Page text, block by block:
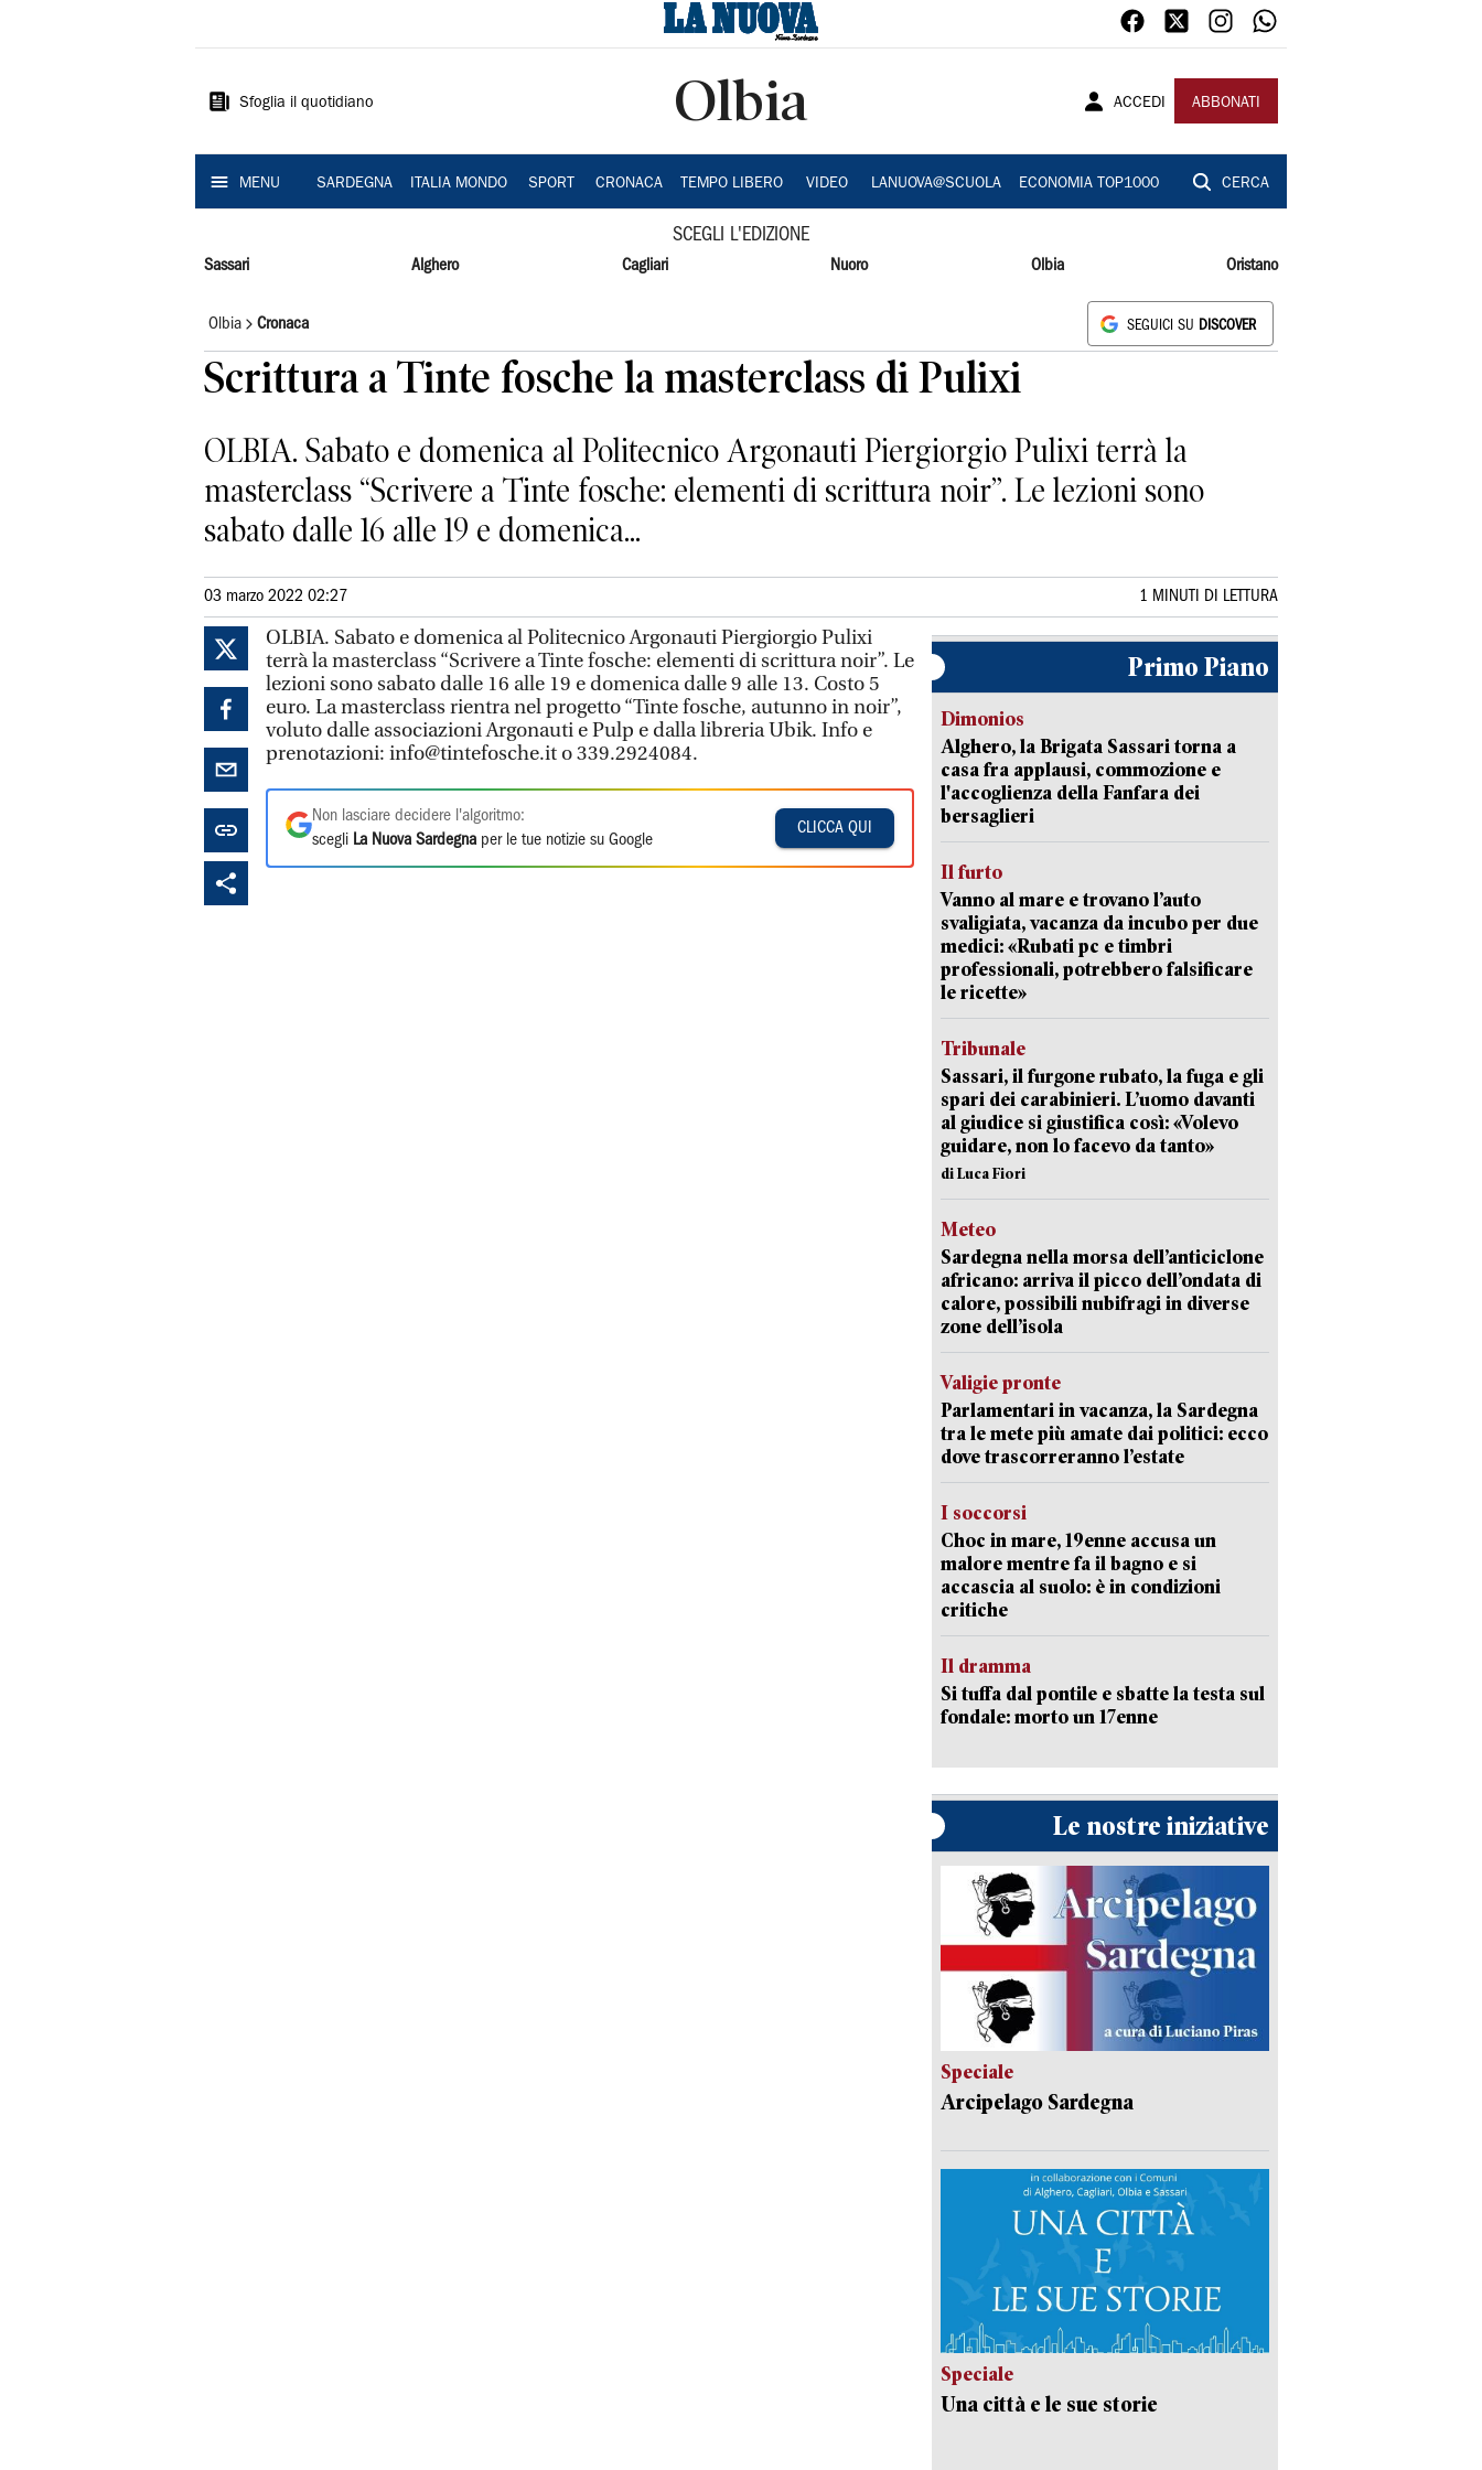
Sardegna
Sfoglia il quotidiano Olbia ACCEDI ABBONATI
MENU SARDEGNA ITALIA MONDO SPORT CRONACA TEMPO LIBERO VIDEO LANUOVA@SCUOLA ECONOMIA TOP1000 CERCA
SCEGLI L'EDIZIONE
Sassari Alghero Cagliari Nuoro Olbia Oristano
Olbia Cronaca SEGUICI SU DISCOVER
Scrittura a Tinte fosche la masterclass di Pulixi
OLBIA. Sabato e domenica al Politecnico Argonauti Piergiorgio Pulixi terrà la
masterclass “Scrivere a Tinte fosche: elementi di scrittura noir”. Le lezioni sono
sabato dalle 16 alle 19 e domenica...
03 marzo 2022 02:27 1 MINUTI DI LETTURA
OLBIA. Sabato e domenica al Politecnico Argonauti Piergiorgio Pulixi
terrà la masterclass “Scrivere a Tinte fosche: elementi di scrittura noir”. Le
lezioni sono sabato dalle 16 alle 19 e domenica dalle 9 alle 13. Costo 5
euro. La masterclass rientra nel progetto “Tinte fosche, autunno in noir”,
voluto dalle associazioni Argonauti e Pulp e dalla libreria Ubik. Info e
prenotazioni: info@tintefosche.it o 339.2924084.
Non lasciare decidere l'algoritmo:
scegli La Nuova Sardegna per le tue notizie su Google
CLICCA QUI
Primo Piano
Dimonios
Alghero, la Brigata Sassari torna a
casa fra applausi, commozione e
l'accoglienza della Fanfara dei
bersaglieri
Il furto
Vanno al mare e trovano l’auto
svaligiata, vacanza da incubo per due
medici: «Rubati pc e timbri
professionali, potrebbero falsificare
le ricette»
Tribunale
Sassari, il furgone rubato, la fuga e gli
spari dei carabinieri. L’uomo davanti
al giudice si giustifica così: «Volevo
guidare, non lo facevo da tanto»
di Luca Fiori
Meteo
Sardegna nella morsa dell’anticiclone
africano: arriva il picco dell’ondata di
calore, possibili nubifragi in diverse
zone dell’isola
Valigie pronte
Parlamentari in vacanza, la Sardegna
tra le mete più amate dai politici: ecco
dove trascorreranno l’estate
I soccorsi
Choc in mare, 19enne accusa un
malore mentre fa il bagno e si
accascia al suolo: è in condizioni
critiche
Il dramma
Si tuffa dal pontile e sbatte la testa sul
fondale: morto un 17enne
Le nostre iniziative
Speciale
Arcipelago Sardegna
Speciale
Una città e le sue storie